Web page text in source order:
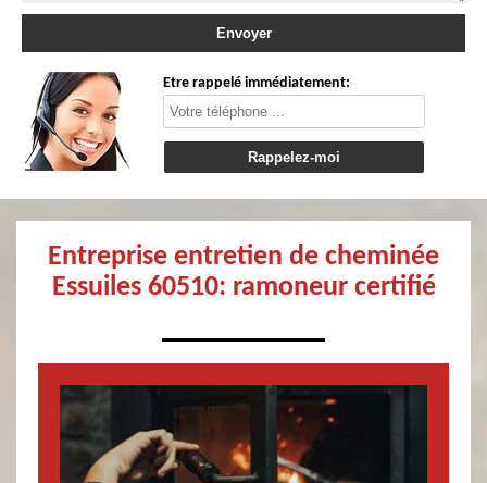
Etre rappelé immédiatement:
Entreprise entretien de cheminée
Essuiles 60510: ramoneur certifié